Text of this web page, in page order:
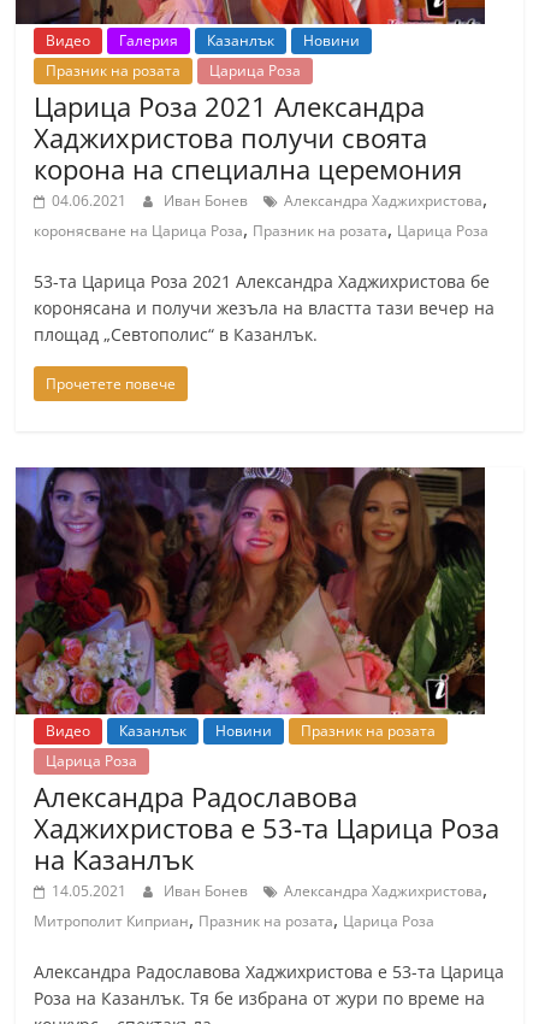
Видео Галерия Казанлък
Новини
Празник на розата
Царица Роза
Царица Роза 2021 Александра
Хаджихристова получи своята
корона на специална церемония
04.06.2021 Иван Бонев Александра Хаджихристова,
коронясване на Царица Роза, Празник на розата, Царица Роза
53-та Царица Роза 2021 Александра Хаджихристова бе
коронясана и получи жезъла на властта тази вечер на
площад „Севтополис“ в Казанлък.
Прочетете повече
Видео Казанлък Новини
Празник на розата
Царица Роза
Александра Радославова
Хаджихристова е 53-та Царица Роза
на Казанлък
14.05.2021 Иван Бонев Александра Хаджихристова,
Митрополит Киприан, Празник на розата, Царица Роза
Александра Радославова Хаджихристова е 53-та Царица
Роза на Казанлък. Тя бе избрана от жури по време на